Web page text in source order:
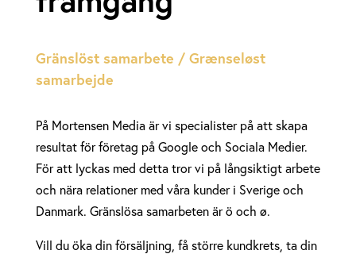
Gränslöst samarbete / Grænseløst
samarbejde
På Mortensen Media är vi specialister på att skapa
resultat för företag på Google och Sociala Medier.
För att lyckas med detta tror vi på långsiktigt arbete
och nära relationer med våra kunder i Sverige och
Danmark. Gränslösa samarbeten är ö och ø.
Vill du öka din försäljning, få större kundkrets, ta din